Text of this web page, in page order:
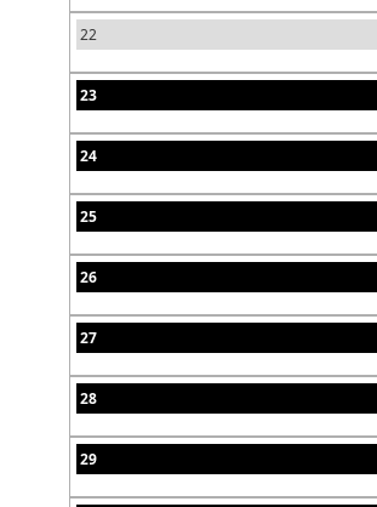
22
23
24
25
26
27
28
29